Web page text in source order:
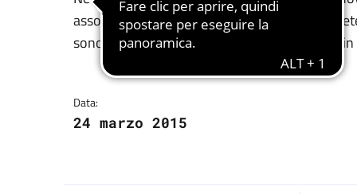
associazioni di categoria e gli assessori
sono affrontate tutte le difficoltà riscontrate
Data:
24 marzo 2015